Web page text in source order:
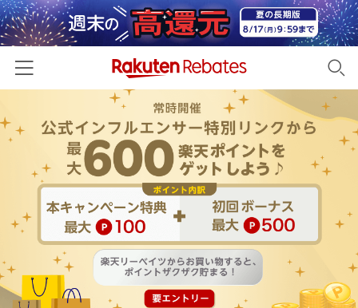
カテゴリー一覧
百貨店・総合ECモール
ファッション・インナー・小物
食品・スイーツ・お酒
日用品・キッチン用品
コスメ・健康・医薬品
イベント一覧
リーベイツ注目ストア
初回購入者限定特典
対象ストア新規限定特典
新着ストアのご紹介
ヘルプ
友達紹介
楽天IDでログイン/会員登録